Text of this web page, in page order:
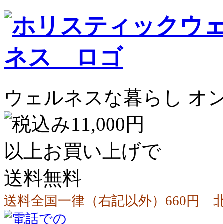
ウェルネスな暮らし オ
送料全国一律（右記以外）660円